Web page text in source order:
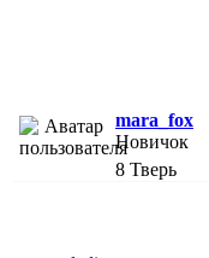
mara_fox
Новичок
8 Тверь